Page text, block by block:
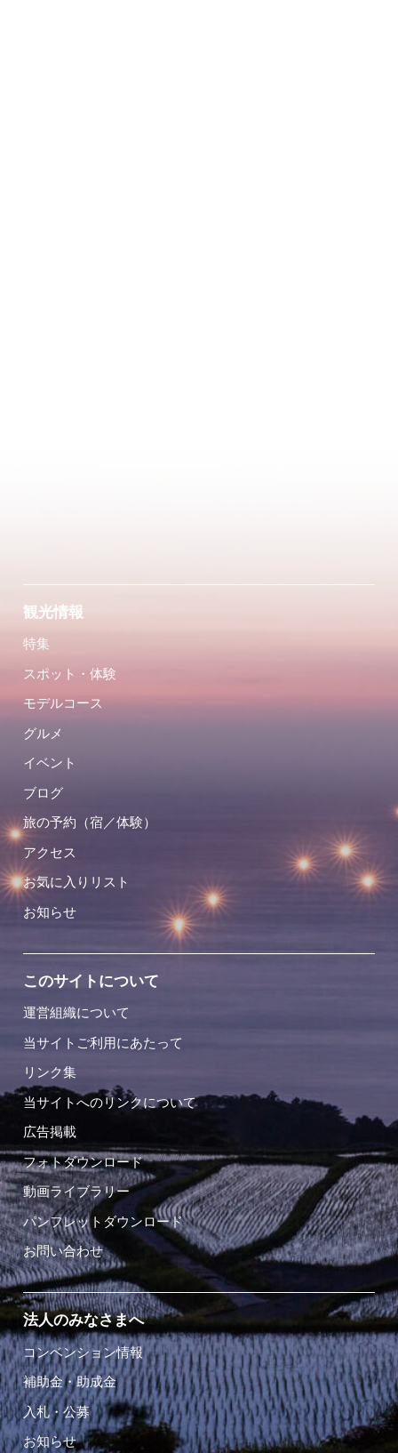
観光情報
特集
スポット・体験
モデルコース
グルメ
イベント
ブログ
旅の予約（宿／体験）
アクセス
お気に入りリスト
お知らせ
このサイトについて
運営組織について
当サイトご利用にあたって
リンク集
当サイトへのリンクについて
広告掲載
フォトダウンロード
動画ライブラリー
パンフレットダウンロード
お問い合わせ
法人のみなさまへ
コンベンション情報
補助金・助成金
入札・公募
お知らせ